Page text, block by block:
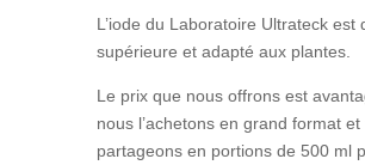
L’iode du Laboratoire Ultrateck est
supérieure et adapté aux plantes.
Le prix que nous offrons est
nous l’achetons en grand format et
partageons en portions de 500 ml